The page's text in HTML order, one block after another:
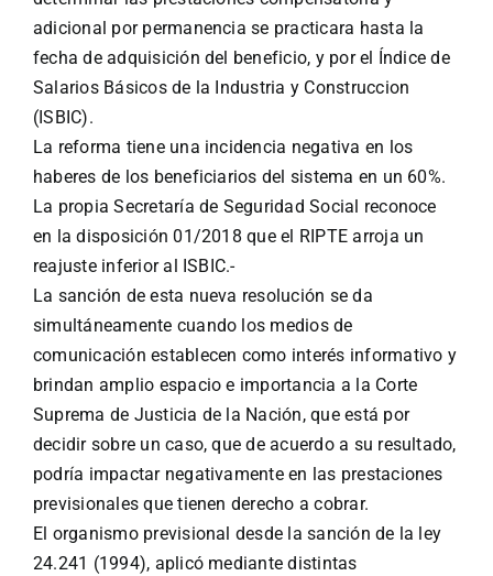
adicional por permanencia se practicara hasta la
fecha de adquisición del beneficio, y por el Índice de
Salarios Básicos de la Industria y Construccion
(ISBIC).
La reforma tiene una incidencia negativa en los
haberes de los beneficiarios del sistema en un 60%.
La propia Secretaría de Seguridad Social reconoce
en la disposición 01/2018 que el RIPTE arroja un
reajuste inferior al ISBIC.-
La sanción de esta nueva resolución se da
simultáneamente cuando los medios de
comunicación establecen como interés informativo y
brindan amplio espacio e importancia a la Corte
Suprema de Justicia de la Nación, que está por
decidir sobre un caso, que de acuerdo a su resultado,
podría impactar negativamente en las prestaciones
previsionales que tienen derecho a cobrar.
El organismo previsional desde la sanción de la ley
24.241 (1994), aplicó mediante distintas